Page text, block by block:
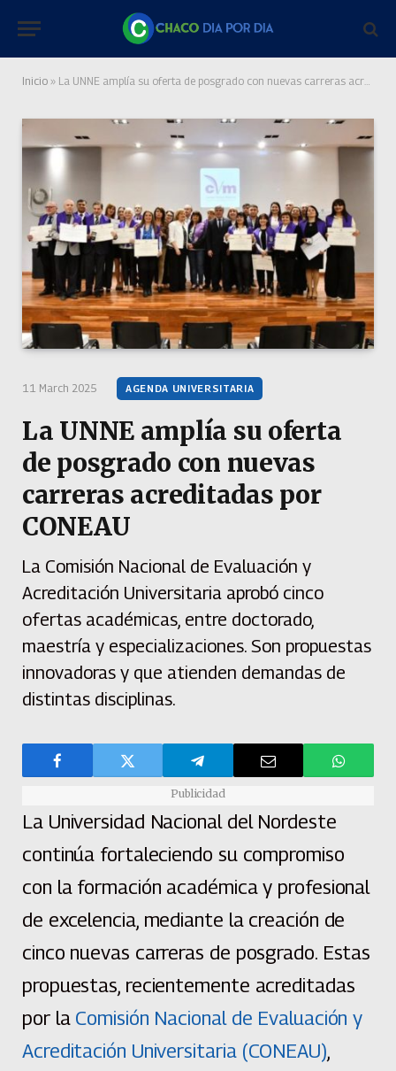
Inicio » La UNNE amplía su oferta de posgrado con nuevas carreras acreditadas por CONEAU
11 March 2025 AGENDA UNIVERSITARIA
La UNNE amplía su oferta
de posgrado con nuevas
carreras acreditadas por
CONEAU
La Comisión Nacional de Evaluación y
Acreditación Universitaria aprobó cinco
ofertas académicas, entre doctorado,
maestría y especializaciones. Son propuestas
innovadoras y que atienden demandas de
distintas disciplinas.
Publicidad
La Universidad Nacional del Nordeste
continúa fortaleciendo su compromiso
con la formación académica y profesional
de excelencia, mediante la creación de
cinco nuevas carreras de posgrado. Estas
propuestas, recientemente acreditadas
por la Comisión Nacional de Evaluación y
Acreditación Universitaria (CONEAU),